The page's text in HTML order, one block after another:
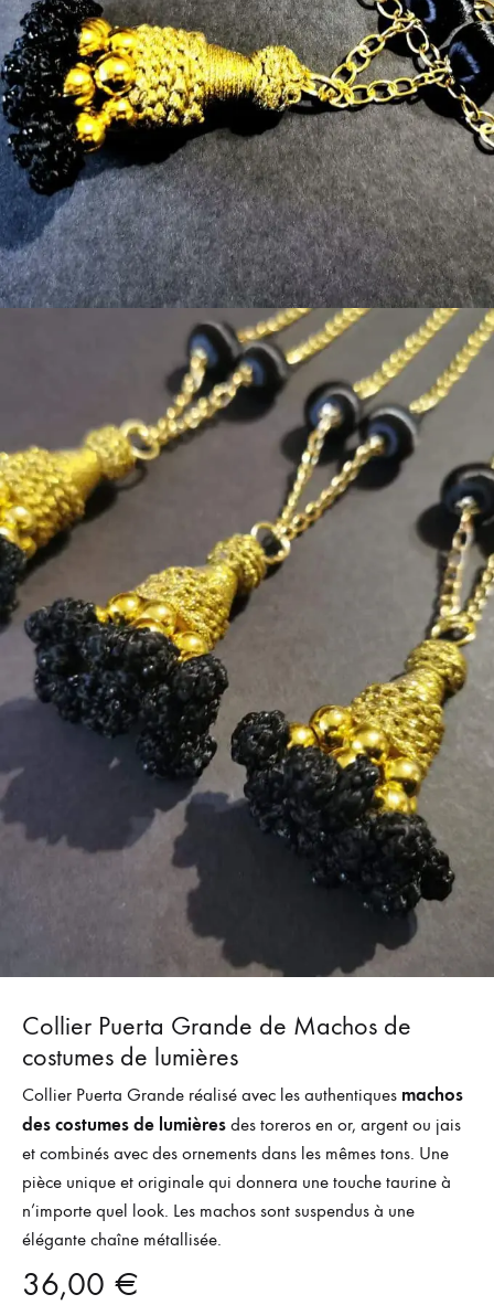
Collier Puerta Grande de Machos de
costumes de lumières
Collier Puerta Grande réalisé avec les authentiques machos
des costumes de lumières des toreros en or, argent ou jais
et combinés avec des ornements dans les mêmes tons. Une
pièce unique et originale qui donnera une touche taurine à
n’importe quel look. Les machos sont suspendus à une
élégante chaîne métallisée.
36,00 €